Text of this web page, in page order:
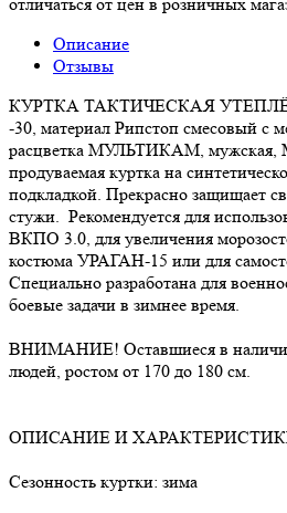
Описание
Отзывы
КУРТКА ТАКТИЧЕСКАЯ
-30, материал Рипстоп смесовый с
расцветка МУЛЬТИКАМ, мужская,
продуваемая куртка на
подкладкой. Прекрасно защищает
стужи. Рекомендуется для
ВКПО 3.0, для увеличения
костюма УРАГАН-15 или для
Специально разработана для
боевые задачи в зимнее время.
ВНИМАНИЕ! Оставшиеся в
людей, ростом от 170 до 180 см.
ОПИСАНИЕ И
Сезонность куртки: зима